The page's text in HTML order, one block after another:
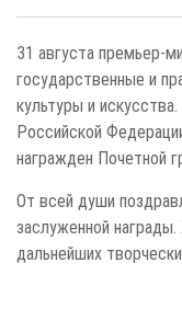
31 августа премьер-
государственные и
культуры и
Российской
награжден Почетной
От всей души
заслуженной
дальнейших